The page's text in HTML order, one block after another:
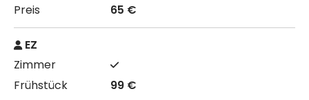
65 €
EZ
99 €